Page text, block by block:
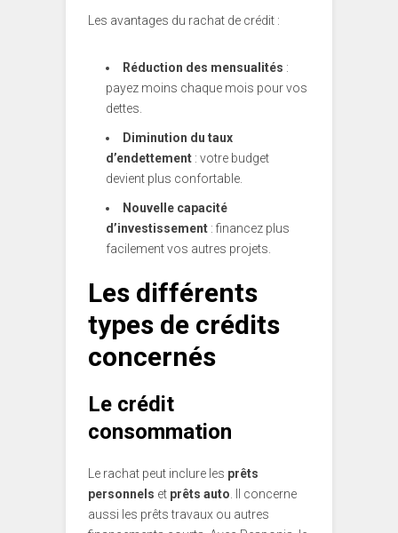
Les avantages du rachat de crédit :
Réduction des mensualités :
payez moins chaque mois pour vos
dettes.
Diminution du taux
d’endettement : votre budget
devient plus confortable.
Nouvelle capacité
d’investissement : financez plus
facilement vos autres projets.
Les différents
types de crédits
concernés
Le crédit
consommation
Le rachat peut inclure les prêts
personnels et prêts auto . Il concerne
aussi les prêts travaux ou autres